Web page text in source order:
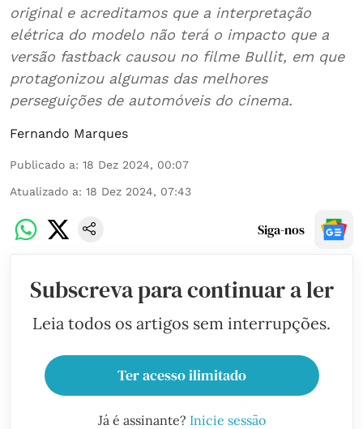
original e acreditamos que a interpretação
elétrica do modelo não terá o impacto que a
versão fastback causou no filme Bullit, em que
protagonizou algumas das melhores
perseguições de automóveis do cinema.
Fernando Marques
Publicado a: 18 Dez 2024, 00:07
Atualizado a: 18 Dez 2024, 07:43
Siga-nos
Subscreva para continuar a ler
Leia todos os artigos sem interrupções.
Ter acesso ilimitado
Já é assinante? Inicie sessão